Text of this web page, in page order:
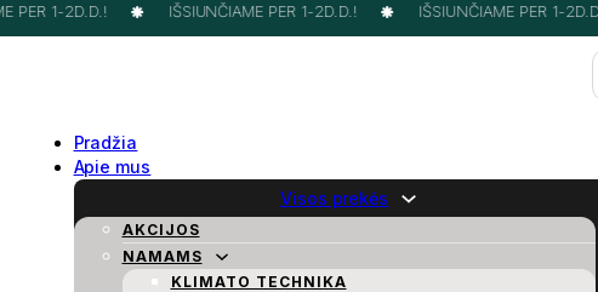
PER 1-2D.D.! IŠSIUNČIAME PER 1-2D.D.! IŠSIUNČIAME PER 1-2D.D.!
Pradžia
Apie mus
Visos prekės
AKCIJOS
NAMAMS
KLIMATO TECHNIKA